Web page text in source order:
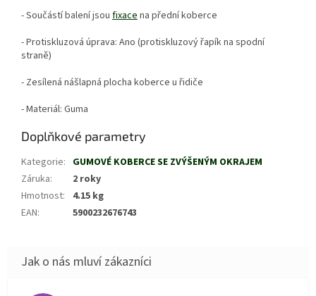
- Součástí balení jsou fixacena přední koberce
- Protiskluzová úprava: Ano (protiskluzový řapík na spodní
straně)
- Zesílená nášlapná plocha koberce u řidiče
- Materiál: Guma
Doplňkové parametry
Kategorie: GUMOVÉ KOBERCE SE ZVÝŠENÝM OKRAJEM
Záruka:
2 roky
Hmotnost:
4.15 kg
EAN: 5900232676743